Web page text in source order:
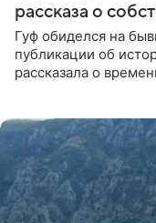
рассказа о
Гуф обиделся на
публикации об
рассказала о